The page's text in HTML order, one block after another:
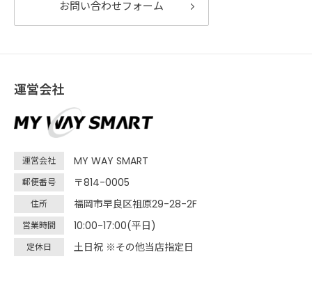
お問い合わせフォーム
運営会社
運営会社 MY WAY SMART
郵便番号 〒814-0005
住所 福岡市早良区祖原29-28-2F
営業時間 10:00-17:00(平日)
定休日 土日祝 ※その他当店指定日